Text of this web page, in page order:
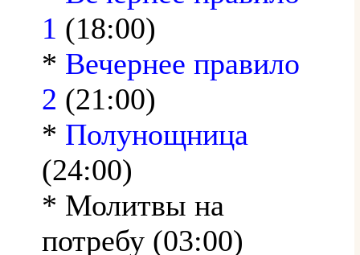
1 (18:00)
* Вечернее правило
2 (21:00)
* Полунощница
(24:00)
* Молитвы на
потребу (03:00)